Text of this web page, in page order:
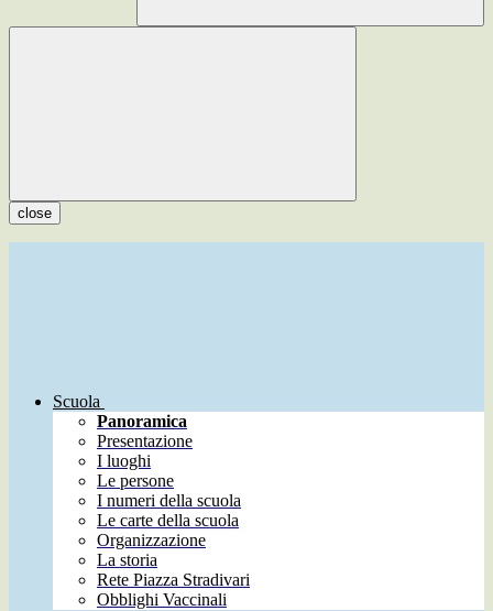
close
Scuola
Panoramica
Presentazione
I luoghi
Le persone
I numeri della scuola
Le carte della scuola
Organizzazione
La storia
Rete Piazza Stradivari
Obblighi Vaccinali